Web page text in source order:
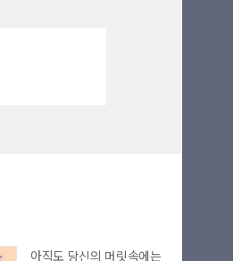
아직도 당신의 머릿속에는